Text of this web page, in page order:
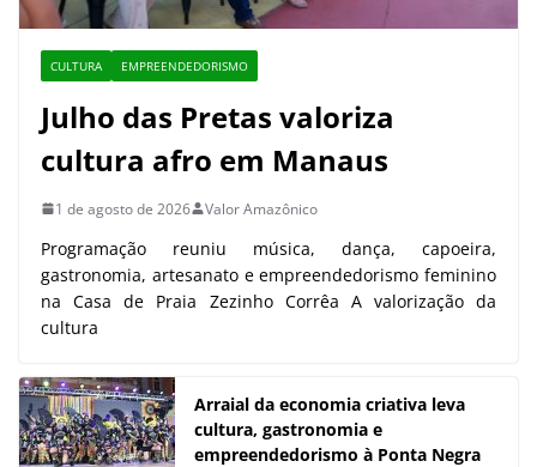
CULTURA EMPREENDEDORISMO
Julho das Pretas valoriza
cultura afro em Manaus
1 de agosto de 2026 Valor Amazônico
Programação reuniu música, dança, capoeira,
gastronomia, artesanato e empreendedorismo feminino
na Casa de Praia Zezinho Corrêa A valorização da
cultura
Arraial da economia criativa leva
cultura, gastronomia e
empreendedorismo à Ponta Negra